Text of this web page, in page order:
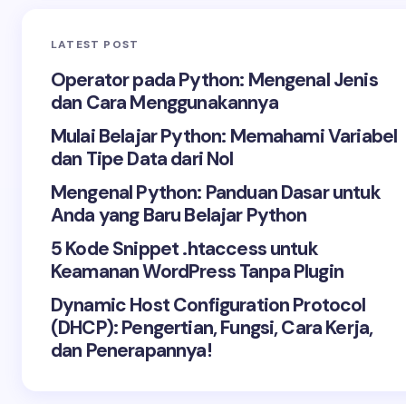
LATEST POST
Operator pada Python: Mengenal Jenis
dan Cara Menggunakannya
Mulai Belajar Python: Memahami Variabel
dan Tipe Data dari Nol
Mengenal Python: Panduan Dasar untuk
Anda yang Baru Belajar Python
5 Kode Snippet .htaccess untuk
Keamanan WordPress Tanpa Plugin
Dynamic Host Configuration Protocol
(DHCP): Pengertian, Fungsi, Cara Kerja,
dan Penerapannya!